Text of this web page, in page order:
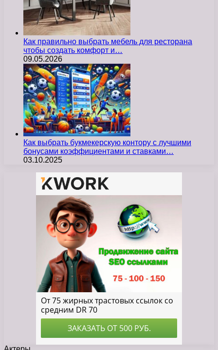
Как правильно выбрать мебель для ресторана
чтобы создать комфорт и…
09.05.2026
Как выбрать букмекерскую контору с лучшими
бонусами коэффициентами и ставками…
03.10.2025